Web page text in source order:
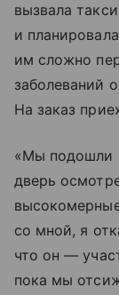
вызвала
и
им сложно
заболеваний
На заказ
«Мы подошли
дверь
со мной, я
что он —
пока мы